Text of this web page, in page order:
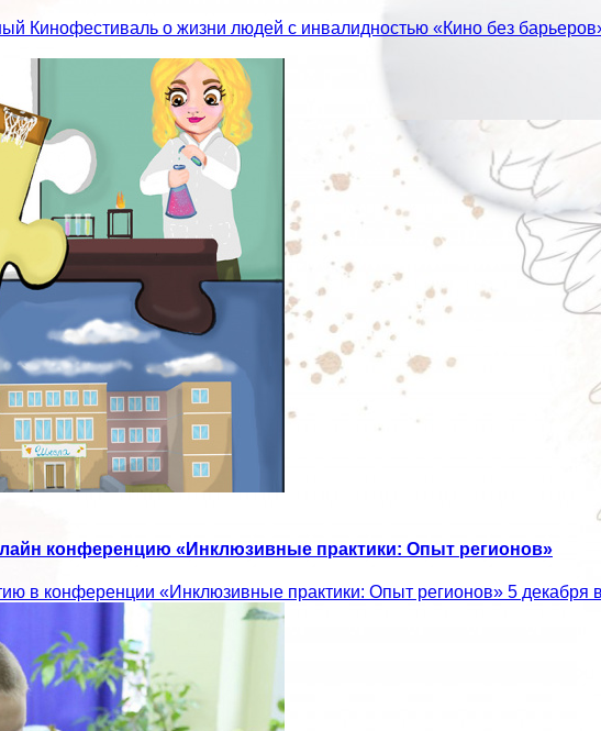
Кинофестиваль о жизни людей с инвалидностью «Кино без
конференцию «Инклюзивные практики: Опыт регионов»
в конференции «Инклюзивные практики: Опыт регионов» 5 декабря